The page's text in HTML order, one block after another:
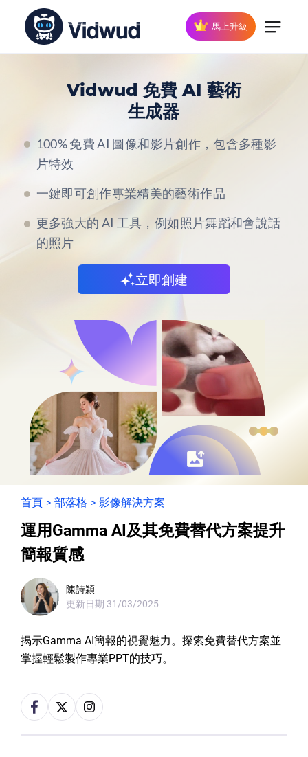
馬上升級
Vidwud 免費 AI 藝術
生成器
100% 免費 AI 圖像和影片創作，包含多種影
片特效
一鍵即可創作專業精美的藝術作品
更多強大的 AI 工具，例如照片舞蹈和會說話
的照片
立即創建
首頁 > 部落格 > 影像解決方案
運用Gamma AI及其免費替代方案提升
簡報質感
陳詩穎
更新日期 31/03/2025
揭示Gamma AI簡報的視覺魅力。探索免費替代方案並
掌握輕鬆製作專業PPT的技巧。